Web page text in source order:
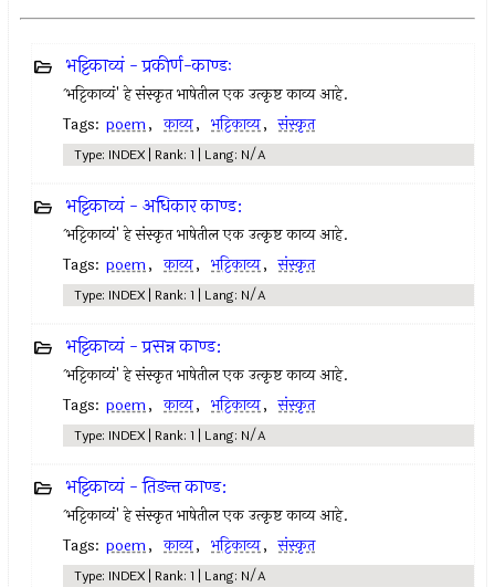
भट्टिकाव्यं - प्रकीर्ण-काण्डः
`भट्टिकाव्यं' हे संस्कृत भाषेतील एक उत्कृष्ट काव्य आहे.
Tags: poem, काव्य, भट्टिकाव्य, संस्कृत
Type: INDEX | Rank: 1 | Lang: N/A
भट्टिकाव्यं - अधिकार काण्ड:
`भट्टिकाव्यं' हे संस्कृत भाषेतील एक उत्कृष्ट काव्य आहे.
Tags: poem, काव्य, भट्टिकाव्य, संस्कृत
Type: INDEX | Rank: 1 | Lang: N/A
भट्टिकाव्यं - प्रसन्न काण्ड:
`भट्टिकाव्यं' हे संस्कृत भाषेतील एक उत्कृष्ट काव्य आहे.
Tags: poem, काव्य, भट्टिकाव्य, संस्कृत
Type: INDEX | Rank: 1 | Lang: N/A
भट्टिकाव्यं - तिङन्त काण्ड:
`भट्टिकाव्यं' हे संस्कृत भाषेतील एक उत्कृष्ट काव्य आहे.
Tags: poem, काव्य, भट्टिकाव्य, संस्कृत
Type: INDEX | Rank: 1 | Lang: N/A